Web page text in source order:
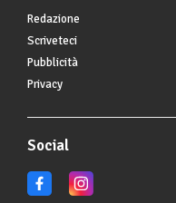
Redazione
Scriveteci
Pubblicità
Privacy
Social